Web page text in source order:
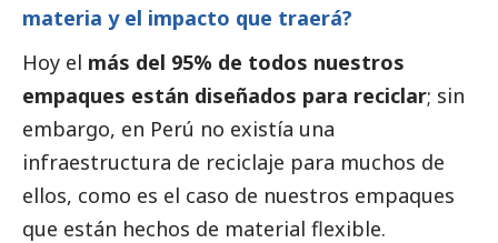
materia y el impacto que traerá?
Hoy el más del 95% de todos nuestros
empaques están diseñados para reciclar; sin
embargo, en Perú no existía una
infraestructura de reciclaje para muchos de
ellos, como es el caso de nuestros empaques
que están hechos de material flexible.